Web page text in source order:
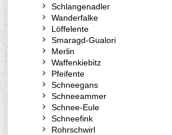
Schlangenadler
Wanderfalke
Löffelente
Smaragd-Gualori
Merlin
Waffenkiebitz
Pfeifente
Schneegans
Schneeammer
Schnee-Eule
Schneefink
Rohrschwirl